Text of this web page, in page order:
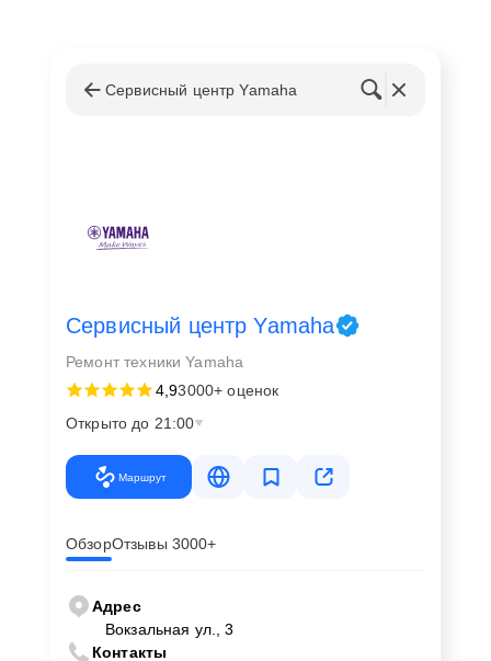
Сервисный центр Yamaha
Сервисный центр Yamaha
Ремонт техники Yamaha
4,93000+ оценок
Открыто до 21:00
Маршрут
ОбзорОтзывы 3000+
Адрес
Вокзальная ул., 3
Контакты